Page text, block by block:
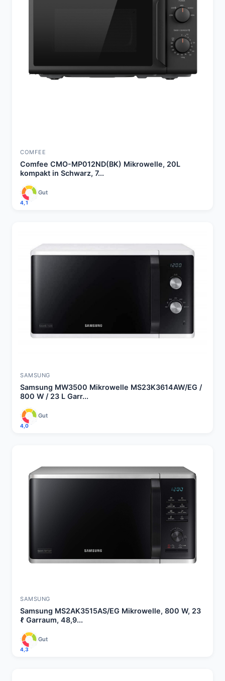
COMFEE
Comfee CMO-MP012ND(BK) Mikrowelle, 20L
kompakt in Schwarz, 7...
4,1
Gut
SAMSUNG
Samsung MW3500 Mikrowelle MS23K3614AW/EG /
800 W / 23 L Garr...
4,0
Gut
SAMSUNG
Samsung MS2AK3515AS/EG Mikrowelle, 800 W, 23
ℓ Garraum, 48,9...
4,3
Gut